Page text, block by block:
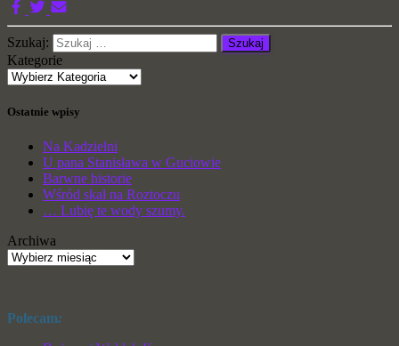
Szukaj:
Kategorie
Ostatnie wpisy
Na Kadzielni
U pana Stanisława w Guciowie
Barwne historie
Wśród skał na Roztoczu
… Lubię te wody szumy.
Archiwa
Polecam: